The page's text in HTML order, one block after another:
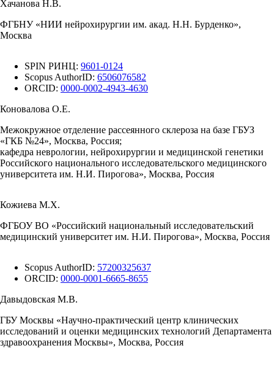
Хачанова Н.В.
ФГБНУ «НИИ нейрохирургии им. акад. Н.Н. Бурденко»,
Москва
SPIN РИНЦ: 9601-0124
Scopus AuthorID: 6506076582
ORCID: 0000-0002-4943-4630
Коновалова О.Е.
Межокружное отделение рассеянного склероза на базе ГБУЗ
«ГКБ №24», Москва, Россия;
кафедра неврологии, нейрохирургии и медицинской генетики
Российского национального исследовательского медицинского
университета им. Н.И. Пирогова», Москва, Россия
Кожиева М.Х.
ФГБОУ ВО «Российский национальный исследовательский
медицинский университет им. Н.И. Пирогова», Москва, Россия
Scopus AuthorID: 57200325637
ORCID: 0000-0001-6665-8655
Давыдовская М.В.
ГБУ Москвы «Научно-практический центр клинических
исследований и оценки медицинских технологий Департамента
здравоохранения Москвы», Москва, Россия